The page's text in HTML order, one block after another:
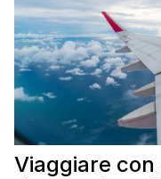
Viaggiare con